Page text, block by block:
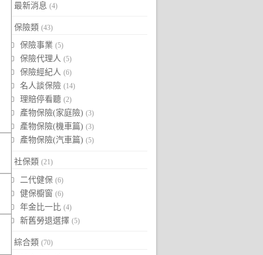
最新消息 (4)
保險類 (43)
保險事業 (5)
保險代理人 (5)
保險經紀人 (6)
名人談保險 (14)
理賠停看聽 (2)
產物保險(家庭險) (3)
產物保險(機車篇) (3)
產物保險(汽車篇) (5)
社保類 (21)
二代健保 (6)
健保櫥窗 (6)
年金比一比 (4)
新舊勞退選擇 (5)
綜合類 (70)